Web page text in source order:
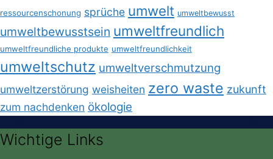
ressourcenschonung sprüche umwelt umweltbewusst
umweltbewusstsein umweltfreundlich
umweltfreundliche produkte umweltfreundlichkeit
umweltschutz umweltverschmutzung
umweltzerstörung weisheiten zero waste zukunft
zum nachdenken ökologie
Wichtige Links